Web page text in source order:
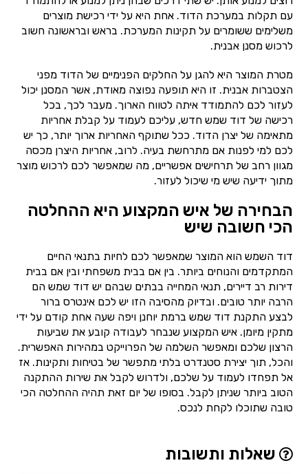
עם תקלות במערכת הדוד. אחת היא על ידי רכישת מוצרים
משלימים ששומרים על תקינות המערכת. בראש ובראשונה חשוב
לרכוש מסנן אבנית.
מטרת המוצר היא להגן על החלקים הפנימיים של הדוד מפני
הצטברות אבנית. זו היא תופעה נפוצה מאודת, אשר המסנן יכול
לעזור לכם להתמודד איתה לטווח הארוך. מעבר לכך, בכל
רכישה של דוד שמש חדש, עליכם לעמוד על קבלת אחריות
מתאימה של יצרן הדוד. ככל שתוקף האחריות ארוך יותר, כך יש
לכם למי לפנות אם מתרחשת בעיה. לרוב, אחריות היצרן מכסה
מגוון רחב של תרחישים אפשריים, מה שמאפשר לכם לרכוש מוצר
מתוך ידיעה שיש מי שיכול לעזור.
הבחירה של איש המקצוע היא ההחלטה
הכי חשובה שיש
דוד השמש הוא המוצר שמאפשר לכם לחיות בתנאי החיים
המתקדמים והנוחים ביותר. בין אם בבית משפחתי ובין אם בבית
דירות רב דיירים, תנאי המחייה בבתים שבהם יש דוד שמש הם
הרבה יותר טובים. ובדיוק מהסיבה הזו יש לכם אינטרס ברור
לבצע התקנת דוד שמש ברמת יוחנן ויפה שעה אחת קודם על ידי
מתקין מיומן. איש המקצוע שנבחר לעבודה קובע את שביעות
הרצון שלכם ומאפשר השלמה של הפרוייקט במהירות האפשרית.
והכל, תוך יצירת סטנדרט בלתי מתפשר של בטיחות ותקינות. אז
אל תפחדו לעמוד על שלכם, ולדרוש לקבל את שירות ההתקנה
הטוב ביותר שניתן לקבל. בסופו של יום זאת תהיה ההחלטה הכי
טובה שתוכלו לקחת לנכס.
שאלות ותשובות